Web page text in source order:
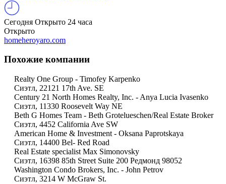
Сегодня Открыто 24 часа
Открыто
homeheroyaro.com
Похожие компании
Realty One Group - Timofey Karpenko
Сиэтл, 22121 17th Ave. SE
Century 21 North Homes Realty, Inc. - Anya Lucia Ivasenko
Сиэтл, 11330 Roosevelt Way NE
Beth G Homes Team - Beth Grotelueschen/Real Estate Broker
Сиэтл, 4452 California Ave SW
American Home & Investment - Oksana Paprotskaya
Сиэтл, 14400 Bel- Red Road
Real Estate specialist Max Simonovsky
Сиэтл, 16398 85th Street Suite 200 Редмонд 98052
Washington Condo Brokers, Inc. - John Petrov
Сиэтл, 3214 W McGraw St.